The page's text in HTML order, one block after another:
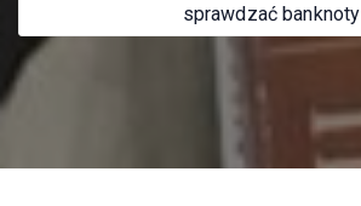
sprawdzać banknoty